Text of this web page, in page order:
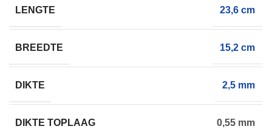
LENGTE 23,6 cm
BREEDTE 15,2 cm
DIKTE 2,5 mm
DIKTE TOPLAAG 0,55 mm